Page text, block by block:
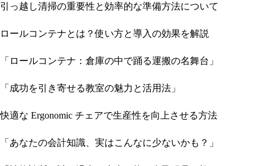
引っ越し清掃の重要性と効率的な準備方法について
ロールコンテナとは？使い方と導入の効果を解説
「ロールコンテナ：倉庫の中で踊る運搬の名舞台」
「成功を引き寄せる教室の魅力と活用法」
快適な Ergonomic チェアで生産性を向上させる方法
「あなたの会計知識、実はこんなに少ないかも？」